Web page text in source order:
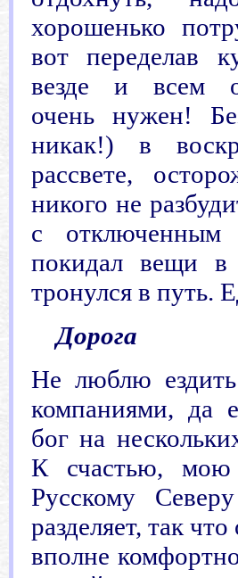
хорошенько
вот переделав
везде и всем
очень нужен!
никак!) в
рассвете,
никого не
с отключенным
покидал вещи
тронулся в путь.
Дорога
Не люблю
компаниями, да
бог на
К счастью,
Русскому
разделяет, так
вполне